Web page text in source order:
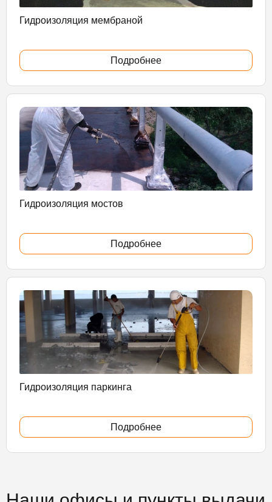
Гидроизоляция мембраной
Подробнее
Гидроизоляция мостов
Подробнее
Гидроизоляция паркинга
Подробнее